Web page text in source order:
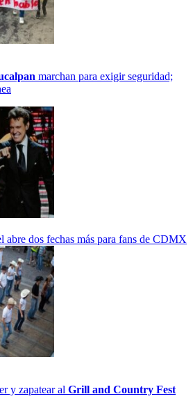
marchan para exigir seguridad;
abre dos fechas más para fans de CDMX
y zapatear al Grill and Country Fest